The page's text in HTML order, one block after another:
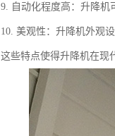
9. 自动化程度高：升降机
10. 美观性：升降机外观
这些特点使得升降机在现